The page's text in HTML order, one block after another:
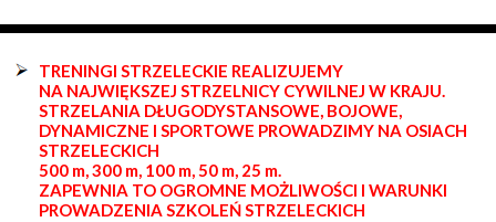
TRENINGI STRZELECKIE REALIZUJEMY
NA NAJWIĘKSZEJ STRZELNICY CYWILNEJ W KRAJU.
STRZELANIA DŁUGODYSTANSOWE, BOJOWE,
DYNAMICZNE I SPORTOWE PROWADZIMY NA OSIACH
STRZELECKICH
500 m, 300 m, 100 m, 50 m, 25 m.
ZAPEWNIA TO OGROMNE MOŻLIWOŚCI I WARUNKI
PROWADZENIA SZKOLEŃ STRZELECKICH